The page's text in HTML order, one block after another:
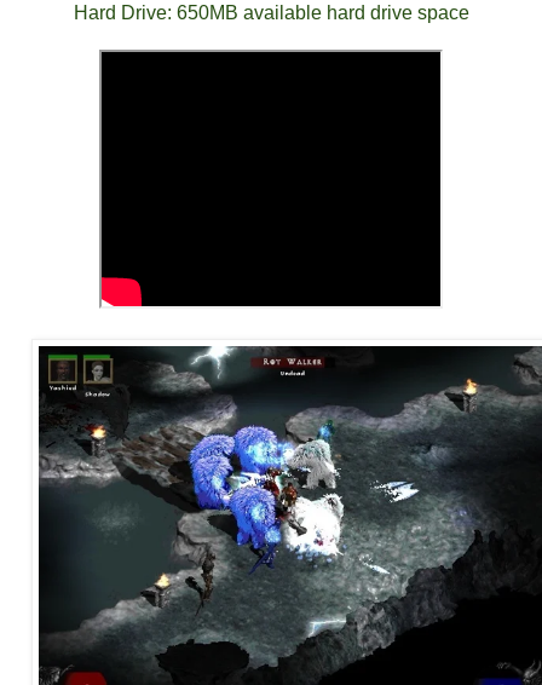
Hard Drive: 650MB available hard drive space